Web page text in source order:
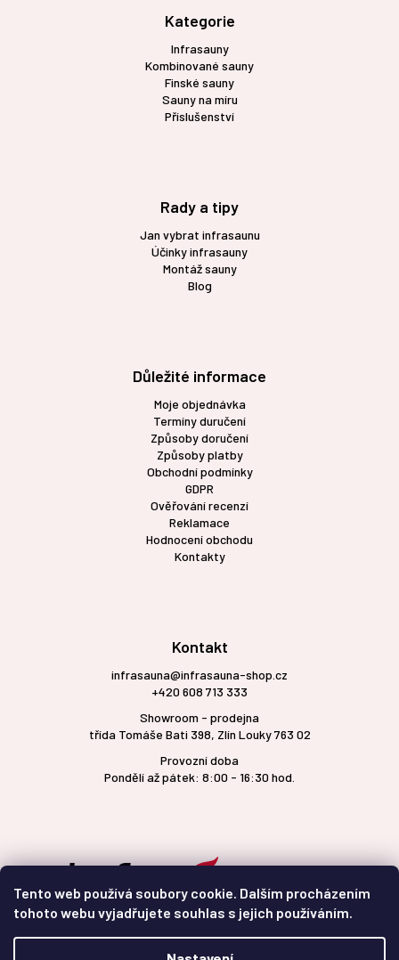
Tento web používá soubory cookie. Dalším procházením
tohoto webu vyjadřujete souhlas s jejich používáním.
Kategorie
Infrasauny
Kombinované sauny
Finské sauny
Sauny na míru
Příslušenství
Rady a tipy
Jan vybrat infrasaunu
Účinky infrasauny
Montáž sauny
Blog
Důležité informace
Moje objednávka
Termíny duručení
Způsoby doručení
Způsoby platby
Obchodní podmínky
GDPR
Ověřování recenzí
Reklamace
Hodnocení obchodu
Kontakty
Kontakt
infrasauna@infrasauna-shop.cz
+420 608 713 333
Showroom - prodejna
třída Tomáše Bati 398, Zlín Louky 763 02
Provozní doba
Pondělí až pátek: 8:00 - 16:30 hod.